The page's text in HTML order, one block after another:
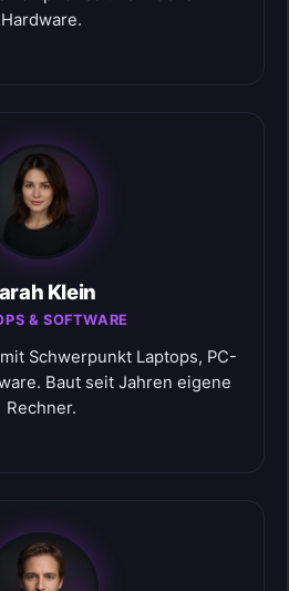
Hardware.
Klein
& SOFTWARE
Schwerpunkt Laptops, PC-
Baut seit Jahren eigene
Rechner.